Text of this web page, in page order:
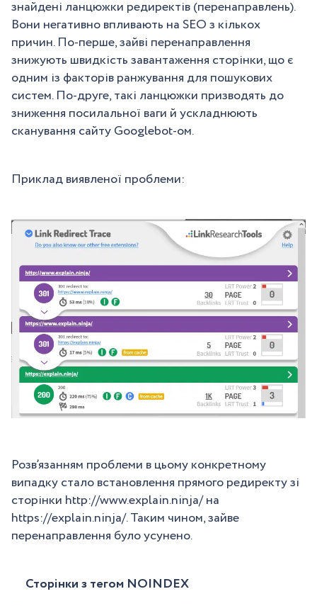
знайдені ланцюжки редиректів (перенаправлень).
Вони негативно впливають на SEO з кількох
причин. По-перше, зайві перенаправлення
знижують швидкість завантаження сторінки, що є
одним із факторів ранжування для пошукових
систем. По-друге, такі ланцюжки призводять до
зниження посилальної ваги й ускладнюють
сканування сайту Googlebot-ом.
Приклад виявленої проблеми:
Розв’язанням проблеми в цьому конкретному
випадку стало встановлення прямого редиректу зі
сторінки http://www.explain.ninja/ на
https://explain.ninja/. Таким чином, зайве
перенаправлення було усунено.
Сторінки з тегом NOINDEX